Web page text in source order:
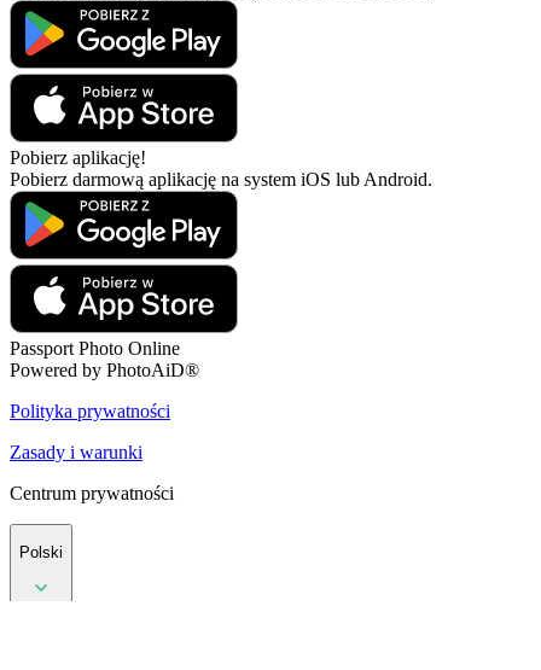
Pobierz aplikację!
Pobierz darmową aplikację na system iOS lub Android.
Passport Photo Online
Powered by PhotoAiD®
Polityka prywatności
Zasady i warunki
Centrum prywatności
Polski